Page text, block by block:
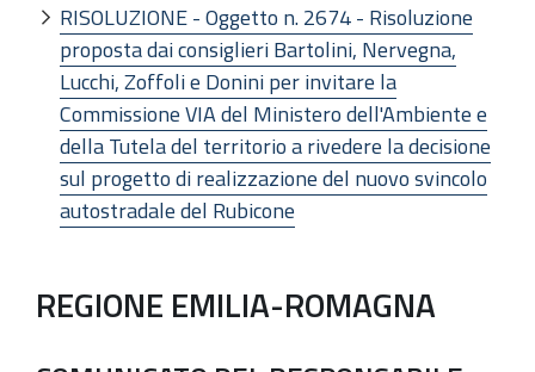
RISOLUZIONE - Oggetto n. 2674 - Risoluzione
proposta dai consiglieri Bartolini, Nervegna,
Lucchi, Zoffoli e Donini per invitare la
Commissione VIA del Ministero dell'Ambiente e
della Tutela del territorio a rivedere la decisione
sul progetto di realizzazione del nuovo svincolo
autostradale del Rubicone
REGIONE EMILIA-ROMAGNA